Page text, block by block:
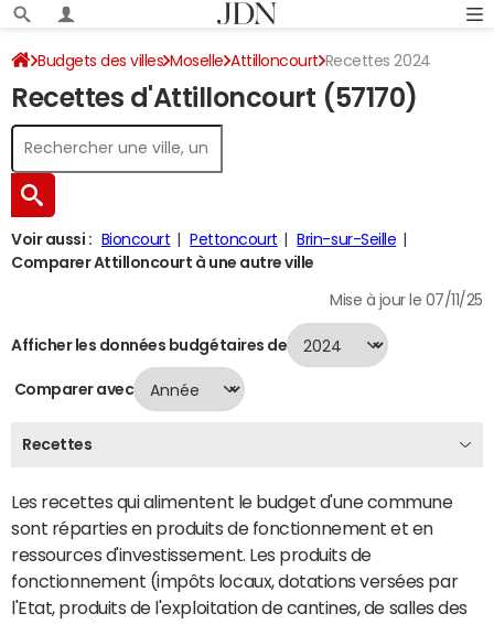
Budgets des villes Moselle Attilloncourt Recettes 2024
Recettes d'Attilloncourt (57170)
Voir aussi : Bioncourt Pettoncourt
Brin-sur-Seille
Comparer Attilloncourt à une autre ville
Mise à jour le 07/11/25
Afficher les données budgétaires de
Comparer avec
Recettes
Les recettes qui alimentent le budget d'une commune
sont réparties en produits de fonctionnement et en
ressources d'investissement. Les produits de
fonctionnement (impôts locaux, dotations versées par
l'Etat, produits de l'exploitation de cantines, de salles des